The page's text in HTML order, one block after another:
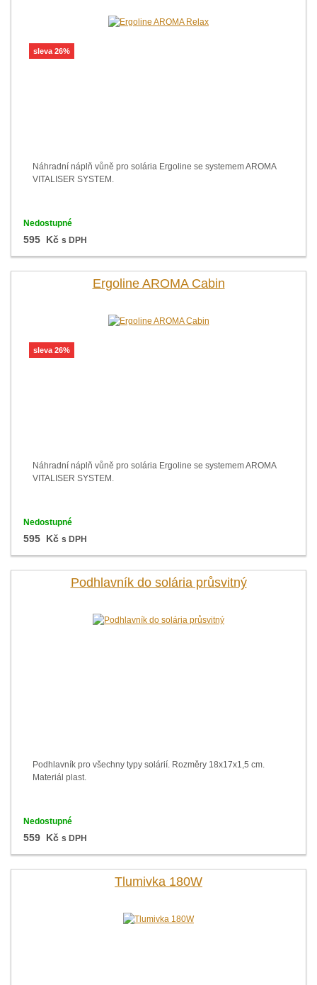
sleva 26%
Náhradní náplň vůně pro solária Ergoline se systemem AROMA
VITALISER SYSTEM.
Nedostupné
595 Kč s DPH
Ergoline AROMA Cabin
sleva 26%
Náhradní náplň vůně pro solária Ergoline se systemem AROMA
VITALISER SYSTEM.
Nedostupné
595 Kč s DPH
Podhlavník do solária průsvitný
Podhlavník pro všechny typy solárií. Rozměry 18x17x1,5 cm.
Materiál plast.
Nedostupné
559 Kč s DPH
Tlumivka 180W